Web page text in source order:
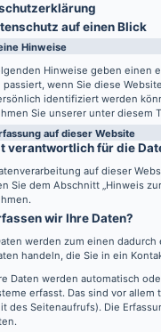
auf einen Blick
Hinweise
Hinweise geben einen
passiert, wenn Sie diese
identifiziert werden
Sie unserer unter diesem
auf dieser Website
verantwortlich für die
auf dieser
Sie dem Abschnitt „Hinweis
wir Ihre Daten?
werden zum einen
handeln, die Sie in ein
Daten werden automatisch
erfasst. Das sind vor
des Seitenaufrufs). Die